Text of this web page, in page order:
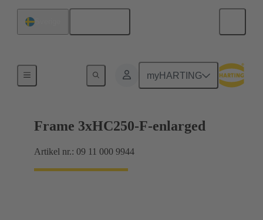
myHARTING
Han® HPR enpolig
Frame 3xHC250-F-enlarged
Artikel nr.: 09 11 000 9944